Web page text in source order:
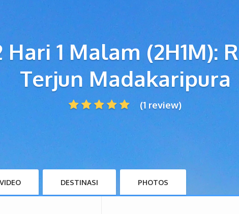
1 Malam (2H1M):
Terjun Madakaripura
(1 review)
VIDEO DESTINASI PHOTOS